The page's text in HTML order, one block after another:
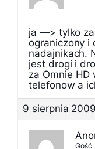
ja —> tylko
ograniczony i
nadajnikach.
jest drogi i
za Omnie HD
telefonow a
9 sierpnia
Gość